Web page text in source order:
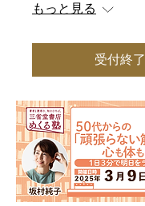
もっと見る
受付終了